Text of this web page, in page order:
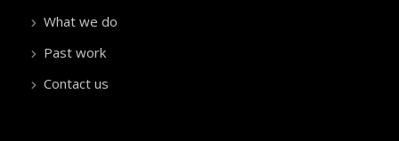
What we do
Past work
Contact us